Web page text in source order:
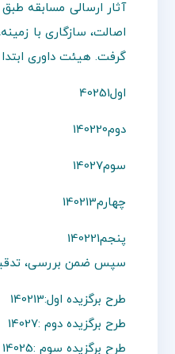
آثار ارسالی مسابقه
اصالت، سازگاری با
گرفت. هیئت داوری ابتدا
اول40251
دوم140220
سوم14027
چهارم140213
پنجم140221
سپس ضمن بررسی، تدقیق و تبادل نظر عمیق تر
طرح برگزیده اول:140213
طرح برگزیده دوم :14027
طرح برگزیده سوم :14025